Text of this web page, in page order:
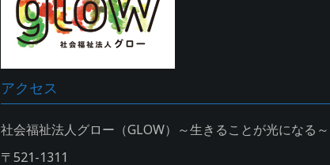
アクセス
社会福祉法人グロー（GLOW）～生きることが光になる～
〒521-1311